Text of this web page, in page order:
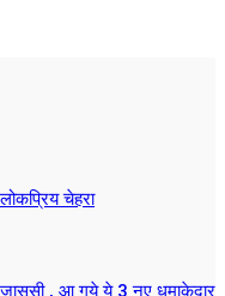
चेहरा
, आ गये ये 3 नए धमाकेदार